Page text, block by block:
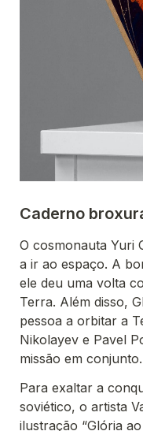
Caderno
O cosmonauta Yuri
a ir ao espaço. A
ele deu uma volta
Terra. Além disso,
pessoa a orbitar a
Nikolayev e Pavel
missão em conjunto.
Para exaltar a
soviético, o artista
ilustração “Glória